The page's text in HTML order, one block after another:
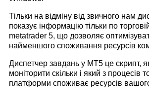
Тільки на відміну від звичного нам
показує інформацію тільки по
metatrader 5, що дозволяє
найменшого споживання ресурсів
Диспетчер завдань у МТ5 це скрипт,
моніторити скільки і який з процесів
платформи споживає ресурсів